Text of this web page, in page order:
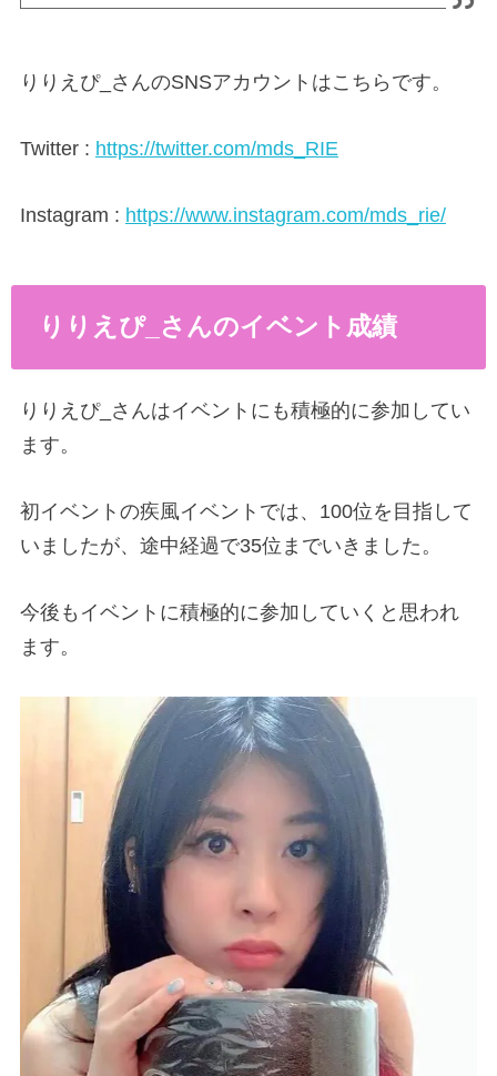
りりえぴ_さんのSNSアカウントはこちらです。
Twitter : https://twitter.com/mds_RIE
Instagram : https://www.instagram.com/mds_rie/
りりえぴ_さんのイベント成績
りりえぴ_さんはイベントにも積極的に参加してい
ます。
初イベントの疾風イベントでは、100位を目指して
いましたが、途中経過で35位までいきました。
今後もイベントに積極的に参加していくと思われ
ます。